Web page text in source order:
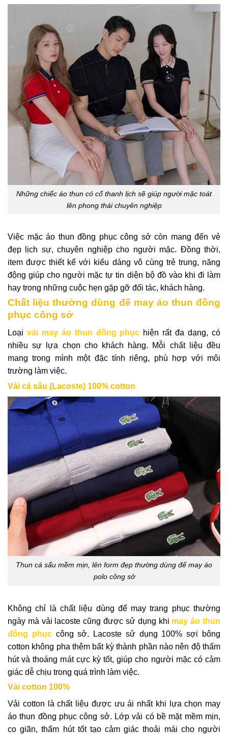
Những chiếc áo thun có cổ thanh lịch sẽ giúp người mặc toát
lên phong thái chuyên nghiệp
Việc mặc áo thun đồng phục công sở còn mang đến vẻ
đẹp lịch sự, chuyên nghiệp cho người mặc. Đồng thời,
item được thiết kế với kiểu dáng vô cùng trẻ trung, năng
động giúp cho người mặc tự tin diện bộ đồ vào khi đi làm
hay trong những cuộc hẹn gặp gỡ đối tác, khách hàng.
Chất liệu thường dùng để may áo thun đồng
phục công sở
Loại vải may áo thun đồng phục hiện rất đa dạng, có
nhiều sự lựa chọn cho khách hàng. Mỗi chất liệu đều
mang trong mình một đặc tính riêng, phù hợp với môi
trường làm việc.
Vải cá sấu (Lacoste) 100% cotton
Thun cá sấu mềm mịn, lên form đẹp thường dùng để may áo
polo công sở
Không chỉ là chất liệu dùng để may trang phục thường
ngày mà vải lacoste cũng được sử dụng khi may áo thun
đồng phụccông sở. Lacoste sử dụng 100% sợi bông
cotton không pha thêm bất kỳ thành phần nào nên độ thấm
hút và thoáng mát cực kỳ tốt, giúp cho người mặc có cảm
giác dễ chịu trong quá trình làm việc.
Vải cotton 100%
Vải cotton là chất liệu được ưu ái nhất khi lựa chọn may
áo thun đồng phục công sở. Lớp vải có bề mặt mềm mịn,
co giãn, thấm hút tốt tạo cảm giác thoải mái cho người